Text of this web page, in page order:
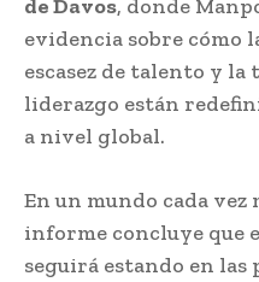
de Davos, donde
evidencia sobre cómo
escasez de talento y
liderazgo están
a nivel global.
En un mundo cada vez
informe concluye que
seguirá estando en las